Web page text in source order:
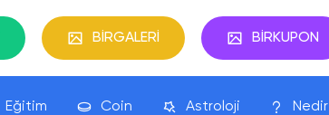
BİRGALERİ BİRKUPON
Eğitim Coin Astroloji Nedir